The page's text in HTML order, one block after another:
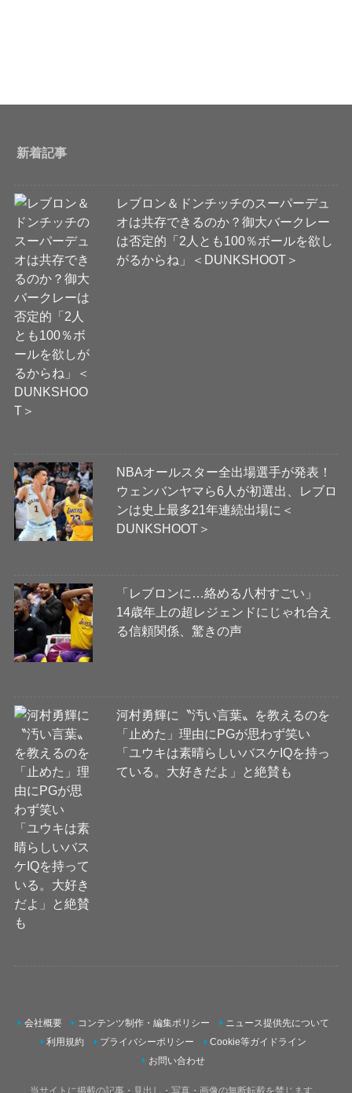
新着記事
レブロン＆ドンチッチのスーパーデュ
オは共存できるのか？御大バークレー
は否定的「2人とも100％ボールを欲し
がるからね」＜DUNKSHOOT＞
NBAオールスター全出場選手が発表！
ウェンバンヤマら6人が初選出、レブロ
ンは史上最多21年連続出場に＜
DUNKSHOOT＞
「レブロンに…絡める八村すごい」
14歳年上の超レジェンドにじゃれ合え
る信頼関係、驚きの声
河村勇輝に〝汚い言葉〟を教えるのを
「止めた」理由にPGが思わず笑い
「ユウキは素晴らしいバスケIQを持っ
ている。大好きだよ」と絶賛も
会社概要 コンテンツ制作・編集ポリシー
ニュース提供先について
利用規約
プライバシーポリシー
Cookie等ガイドライン
お問い合わせ
当サイトに掲載の記事・見出し・写真・画像の無断転載を禁じます。